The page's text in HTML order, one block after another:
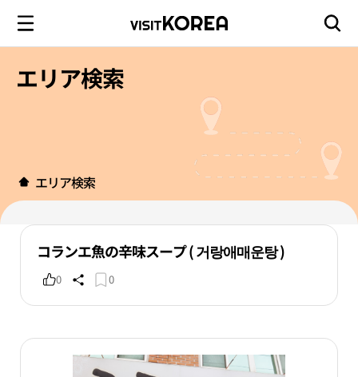
エリア検索
エリア検索
コランエ魚の辛味スープ ( 거랑애매운탕 )
0 0